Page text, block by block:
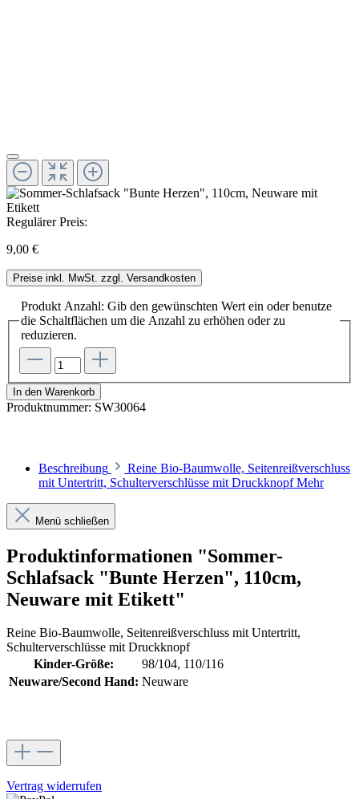
Regulärer Preis:
9,00 €
Preise inkl. MwSt. zzgl. Versandkosten
Produkt Anzahl: Gib den gewünschten Wert ein oder benutze
die Schaltflächen um die Anzahl zu erhöhen oder zu
reduzieren.
In den Warenkorb
Produktnummer: SW30064
Beschreibung
Reine Bio-Baumwolle, Seitenreißverschluss
mit Untertritt, Schulterverschlüsse mit DruckknopfMehr
Menü schließen
Produktinformationen "Sommer-
Schlafsack "Bunte Herzen", 110cm,
Neuware mit Etikett"
Reine Bio-Baumwolle, Seitenreißverschluss mit Untertritt,
Schulterverschlüsse mit Druckknopf
Kinder-Größe:
98/104, 110/116
Neuware/Second Hand: Neuware
Vertrag widerrufen